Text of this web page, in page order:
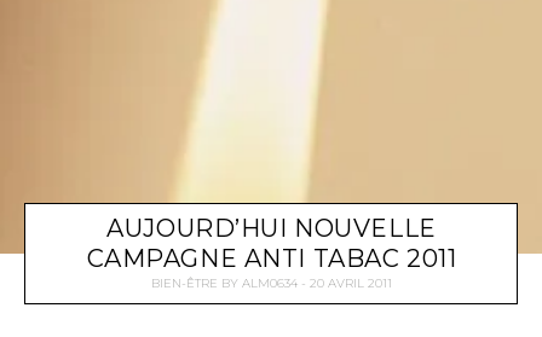
AUJOURD’HUI NOUVELLE
CAMPAGNE ANTI TABAC 2011
BIEN-ÊTRE BY ALM0634 20 AVRIL 2011